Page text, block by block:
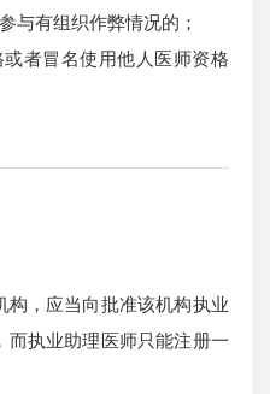
与有组织作弊情况的；
者冒名使用他人医师资格
构，应当向批准该机构执业
而执业助理医师只能注册一